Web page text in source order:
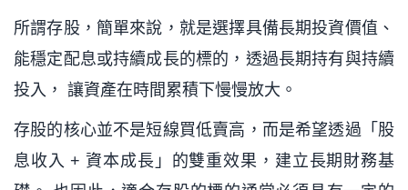
所謂存股，簡單來說，就是選擇具備長期投資價值、
能穩定配息或持續成長的標的，透過長期持有與持續
投入， 讓資產在時間累積下慢慢放大。
存股的核心並不是短線買低賣高，而是希望透過「股
息收入 + 資本成長」的雙重效果，建立長期財務基